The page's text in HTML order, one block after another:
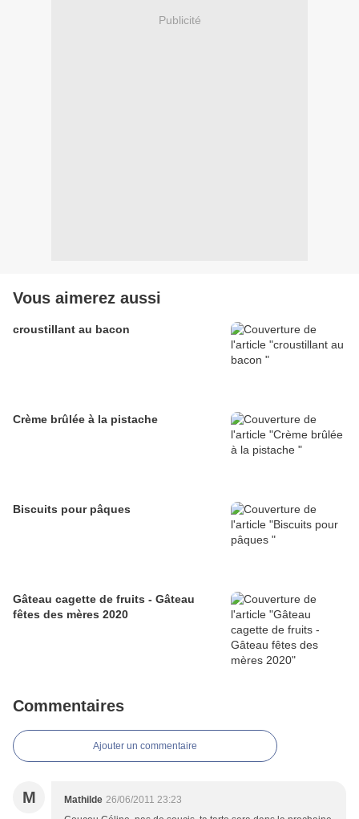
Publicité
Vous aimerez aussi
croustillant au bacon
Crème brûlée à la pistache
Biscuits pour pâques
Gâteau cagette de fruits - Gâteau
fêtes des mères 2020
Commentaires
Ajouter un commentaire
M Mathilde 26/06/2011 23:23